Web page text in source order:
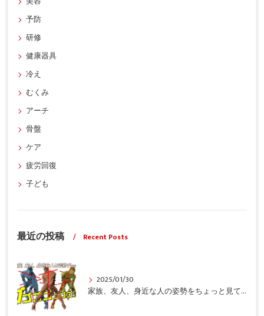
予防
研修
健康器具
冷え
むくみ
アーチ
骨盤
ケア
疲労回復
子ども
最近の投稿 Recent Posts
2025/01/30
家族、友人、身近な人の姿勢をちょっと見てみませんか？